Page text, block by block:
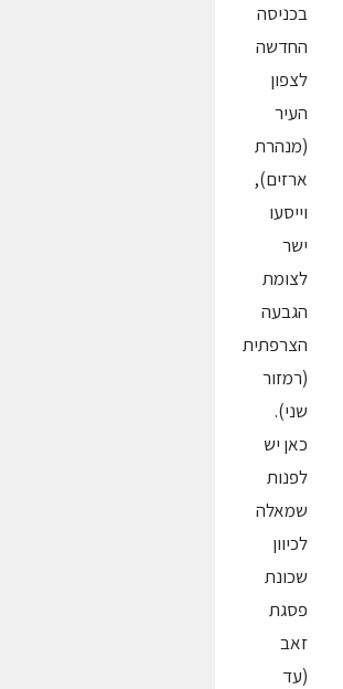
בכניסה
החדשה
לצפון
העיר
(מנהרת
ארזים),
וייסעו
ישר
לצומת
הגבעה
הצרפתית
(רמזור
שני).
כאן יש
לפנות
שמאלה
לכיוון
שכונת
פסגת
זאב
(עד